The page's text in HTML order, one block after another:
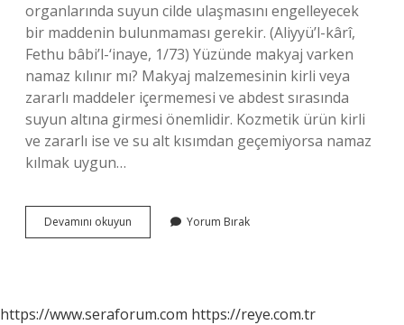
organlarında suyun cilde ulaşmasını engelleyecek
bir maddenin bulunmaması gerekir. (Aliyyü’l-kârî,
Fethu bâbi’l-‘inaye, 1/73) Yüzünde makyaj varken
namaz kılınır mı? Makyaj malzemesinin kirli veya
zararlı maddeler içermemesi ve abdest sırasında
suyun altına girmesi önemlidir. Kozmetik ürün kirli
ve zararlı ise ve su alt kısımdan geçemiyorsa namaz
kılmak uygun…
Devamını okuyun
Ile
Yorum Bırak
https://www.seraforum.com https://reye.com.tr